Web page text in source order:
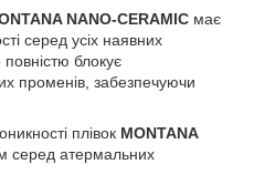
NANO-CERAMIC має
серед усіх наявних
блокує
променів, забезпечуючи
плівок MONTANA
серед атермальних